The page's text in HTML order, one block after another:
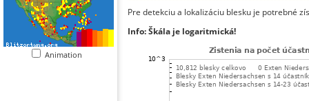
Animation
Pre detekciu a lokalizáciu blesku je potrebné
Info: Škála je logaritmická!